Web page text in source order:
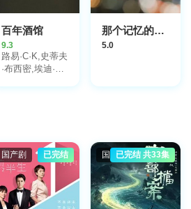
百年酒馆
9.3
路易·C·K,史蒂夫
·布西密,埃迪·法
豪尔
那个记忆的夏天
5.0
国产剧 已完结 国产剧已完结 共33集